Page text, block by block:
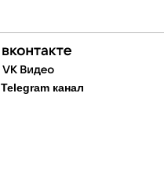
Telegram канал